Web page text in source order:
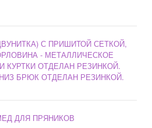
С ПРИШИТОЙ СЕТКОЙ,
- МЕТАЛЛИЧЕСКОЕ
КУРТКИ ОТДЕЛАН РЕЗИНКОЙ.
БРЮК ОТДЕЛАН РЕЗИНКОЙ.
ДЛЯ ПРЯНИКОВ